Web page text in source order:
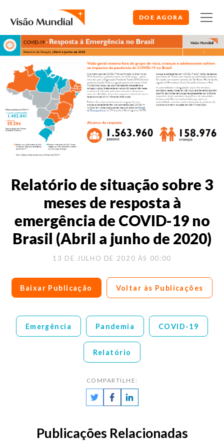
DOE AGORA
Relatório de situação sobre 3
meses de resposta à
emergência de COVID-19 no
Brasil (Abril a junho de 2020)
13 DE JULHO DE 2020 ÀS 00:00
Baixar Publicação Voltar às Publicações
Emergência Pandemia COVID-19
Relatório
COMPARTILHE:
Publicações Relacionadas